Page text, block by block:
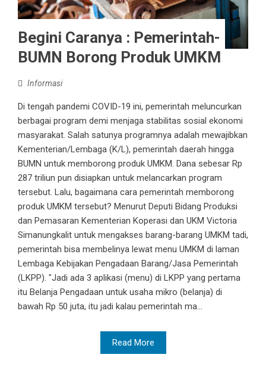
Begini Caranya : Pemerintah-
BUMN Borong Produk UMKM
Informasi
Di tengah pandemi COVID-19 ini, pemerintah meluncurkan
berbagai program demi menjaga stabilitas sosial ekonomi
masyarakat. Salah satunya programnya adalah mewajibkan
Kementerian/Lembaga (K/L), pemerintah daerah hingga
BUMN untuk memborong produk UMKM. Dana sebesar Rp
287 triliun pun disiapkan untuk melancarkan program
tersebut. Lalu, bagaimana cara pemerintah memborong
produk UMKM tersebut? Menurut Deputi Bidang Produksi
dan Pemasaran Kementerian Koperasi dan UKM Victoria
Simanungkalit untuk mengakses barang-barang UMKM tadi,
pemerintah bisa membelinya lewat menu UMKM di laman
Lembaga Kebijakan Pengadaan Barang/Jasa Pemerintah
(LKPP). "Jadi ada 3 aplikasi (menu) di LKPP yang pertama
itu Belanja Pengadaan untuk usaha mikro (belanja) di
bawah Rp 50 juta, itu jadi kalau pemerintah ma...
Read More